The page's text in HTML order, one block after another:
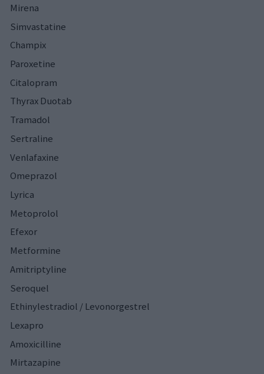
Mirena
Simvastatine
Champix
Paroxetine
Citalopram
Thyrax Duotab
Tramadol
Sertraline
Venlafaxine
Omeprazol
Lyrica
Metoprolol
Efexor
Metformine
Amitriptyline
Seroquel
Ethinylestradiol / Levonorgestrel
Lexapro
Amoxicilline
Mirtazapine